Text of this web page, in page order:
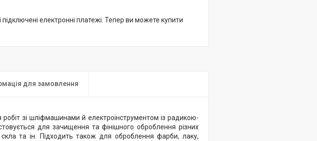
підключені електронні платежі. Тепер ви можете купити
для замовлення
зі шліфмашинами й електроінструментом із радикою-
для зачищення та фінішного оброблення різних
та ін. Підходить також для оброблення фарби, лаку,